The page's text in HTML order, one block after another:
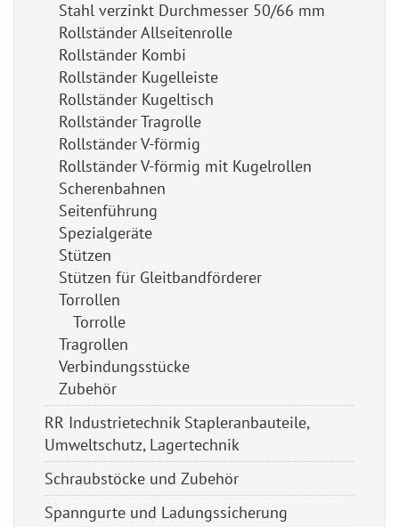
Stahl verzinkt Durchmesser 50/66 mm
Rollständer Allseitenrolle
Rollständer Kombi
Rollständer Kugelleiste
Rollständer Kugeltisch
Rollständer Tragrolle
Rollständer V-förmig
Rollständer V-förmig mit Kugelrollen
Scherenbahnen
Seitenführung
Spezialgeräte
Stützen
Stützen für Gleitbandförderer
Torrollen
Torrolle
Tragrollen
Verbindungsstücke
Zubehör
RR Industrietechnik Stapleranbauteile,
Umweltschutz, Lagertechnik
Schraubstöcke und Zubehör
Spanngurte und Ladungssicherung